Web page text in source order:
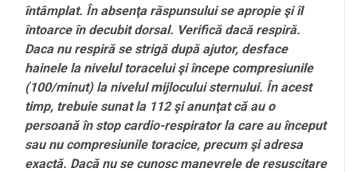
întâmplat. În absenţa răspunsului se apropie şi îl
întoarce în decubit dorsal. Verifică dacă respiră.
Daca nu respiră se strigă după ajutor, desface
hainele la nivelul toracelui şi începe compresiunile
(100/minut) la nivelul mijlocului sternului. În acest
timp, trebuie sunat la 112 şi anunţat că au o
persoană în stop cardio-respirator la care au început
sau nu compresiunile toracice, precum şi adresa
exactă. Dacă nu se cunosc manevrele de resuscitare